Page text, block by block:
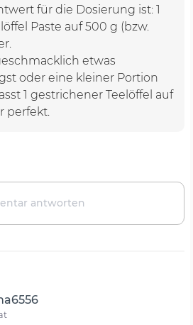
für die Dosierung ist: 1
Paste auf 500 g (bzw.
etwas
oder eine kleiner Portion
1 gestrichener Teelöffel auf
perfekt.